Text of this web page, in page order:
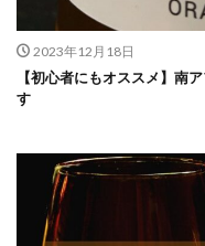
2023年12月18日
【初心者にもオススメ】南
す